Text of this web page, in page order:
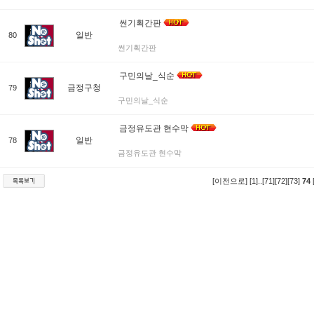
80 일반
썬기획간판
썬기획간판
79 금정구청
구민의날_식순
구민의날_식순
78 일반
금정유도관 현수막
금정유도관 현수막
[이전으로] [1] [71][72][73] 74